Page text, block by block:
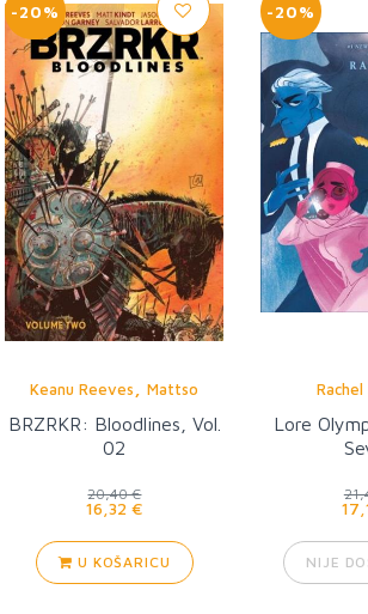
-20%
Keanu Reeves ,Mattso
BRZRKR: Bloodlines, Vol.
02
20,40 €
16,32 €
U KOŠARICU
-20%
Lore
NIJE